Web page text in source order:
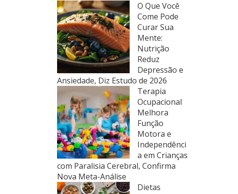
O Que Você
Come Pode
Curar Sua
Mente:
Nutrição
Reduz
Depressão e
Ansiedade, Diz Estudo de 2026
Terapia
Ocupacional
Melhora
Função
Motora e
Independênci
a em Crianças
com Paralisia Cerebral, Confirma
Nova Meta-Análise
Dietas